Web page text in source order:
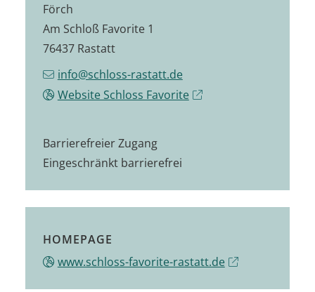
Förch
Am Schloß Favorite 1
76437 Rastatt
info@schloss-rastatt.de
Website Schloss Favorite
Barrierefreier Zugang
Eingeschränkt barrierefrei
HOMEPAGE
www.schloss-favorite-rastatt.de